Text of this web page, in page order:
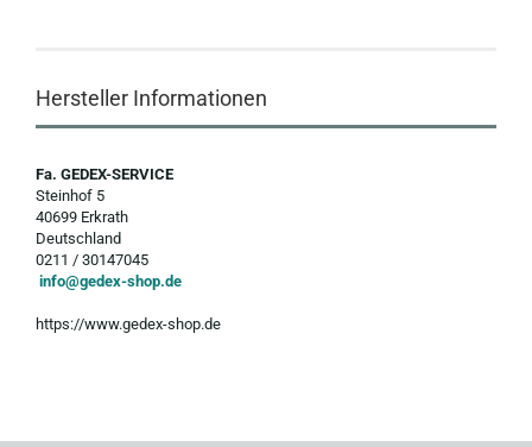
Hersteller Informationen
Fa. GEDEX-SERVICE
Steinhof 5
40699 Erkrath
Deutschland
0211 / 30147045
info@gedex-shop.de
https://www.gedex-shop.de